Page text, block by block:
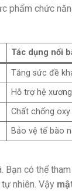
phẩm chức
Tác dụng nổi
Tăng sức đề
Hỗ trợ hệ
Chất chống
Bảo vệ tế bào
Bạn có thể
nhiên. Vậy